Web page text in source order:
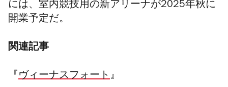
には、室内競技用の新アリーナが2025年秋に
開業予定だ。
関連記事
『 ヴィーナスフォート』